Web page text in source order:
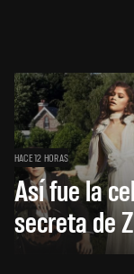
HACE 12 HORAS
Así fue la
secreta de